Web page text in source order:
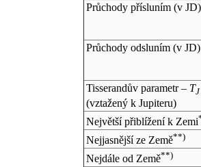
Průchody přísluním (v JD)
Průchody odsluním (v JD)
Tisserandův parametr – TJ
(vztažený k Jupiteru)
Největší přiblížení k Zemi
Nejjasnější ze Země**)
Nejdále od Země**)